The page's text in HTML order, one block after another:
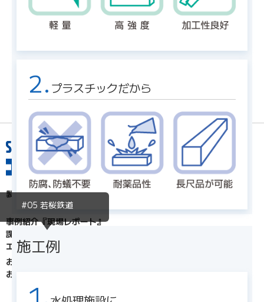
#05 若桜鉄道
2. プラスチックだから
施工例
1.
製品情報を探す
分野で探す製品群名で探す
事例紹介『現場レポート』
課題解決
エスロン動画チャンネル
お知らせ
お問い合わせ・よくある質問